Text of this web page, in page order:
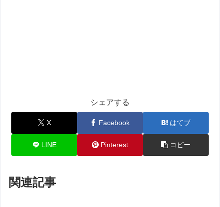
シェアする
X Facebook はてブ
LINE Pinterest コピー
関連記事